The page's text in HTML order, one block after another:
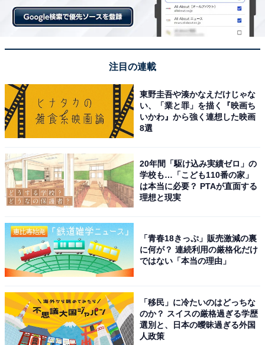
注目の連載
東野圭吾や湊かなえだけじゃな
い、「業と罪」を描く『映画ち
いかわ』から強く連想した映画
8選
20年間「駆け込み実績ゼロ」の
学校も…「こども110番の家」
は本当に必要？ PTAが直面する
理想と現実
「青春18きっぷ」販売激減の裏
に何が？ 連続利用の厳格化だけ
ではない「本当の理由」
「移民」に冷たいのはどっちな
のか？ スイスの厳格過ぎる学歴
選別と、日本の曖昧過ぎる外国
人政策